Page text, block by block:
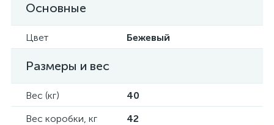
Основные
Цвет Бежевый
Размеры и вес
Вес (кг)
40
Вес коробки, кг
42